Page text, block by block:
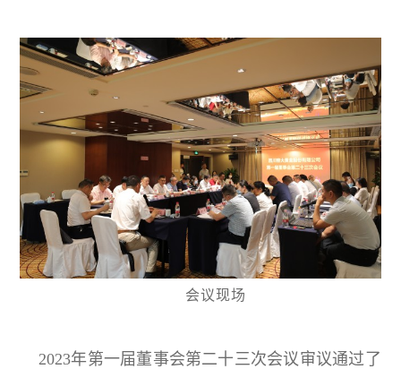
会议现场
2023年第一届董事会第二十三次会议审议通过了